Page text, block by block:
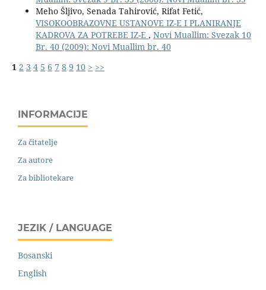
Meho Šljivo, Senada Tahirović, Rifat Fetić,
VISOKOOBRAZOVNE USTANOVE IZ-E I PLANIRANJE
KADROVA ZA POTREBE IZ-E , Novi Muallim: Svezak 10
Br. 40 (2009): Novi Muallim br. 40
1 2 3 4 5 6 7 8 9 10 > >>
INFORMACIJE
Za čitatelje
Za autore
Za bibliotekare
JEZIK / LANGUAGE
Bosanski
English